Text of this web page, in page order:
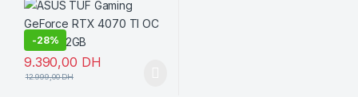
-28%
9.390,00 DH
12.999,00DH